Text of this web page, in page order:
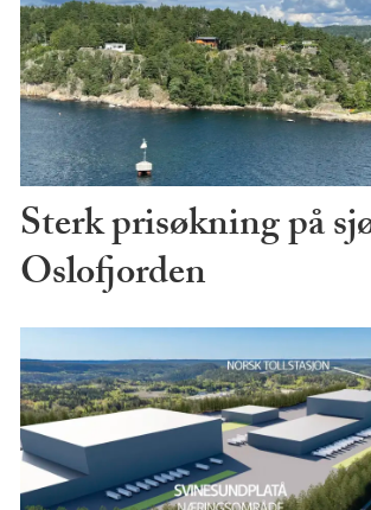
Sterk prisøkning på
Oslofjorden